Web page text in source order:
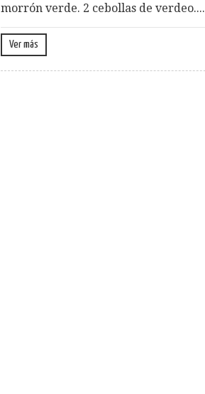
morrón verde. 2 cebollas de verdeo....
Ver más